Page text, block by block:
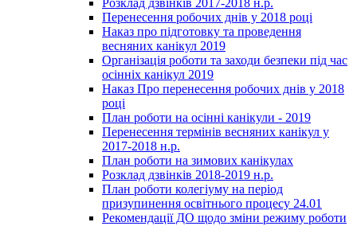
Перенесення робочих днів у 2018 році
Наказ про підготовку та проведення
весняних канікул 2019
Організація роботи та заходи безпеки під час
осінніх канікул 2019
Наказ Про перенесення робочих днів у 2018
році
План роботи на осінні канікули - 2019
Перенесення термінів весняних канікул у
2017-2018 н.р.
План роботи на зимових канікулах
Розклад дзвінків 2018-2019 н.р.
План роботи колегіуму на період
призупинення освітнього процесу 24.01
Рекомендації ДО щодо зміни режиму роботи